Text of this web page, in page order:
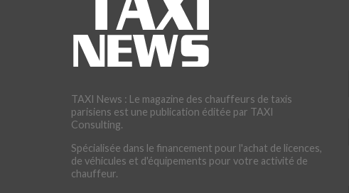
TAXI News : Le magazine des chauffeurs de taxis
parisiens est une publication éditée par TAXI
Consulting.
Spécialisée dans le financement pour l'achat de licences,
de véhicules et d'équipements pour votre activité de
chauffeur.